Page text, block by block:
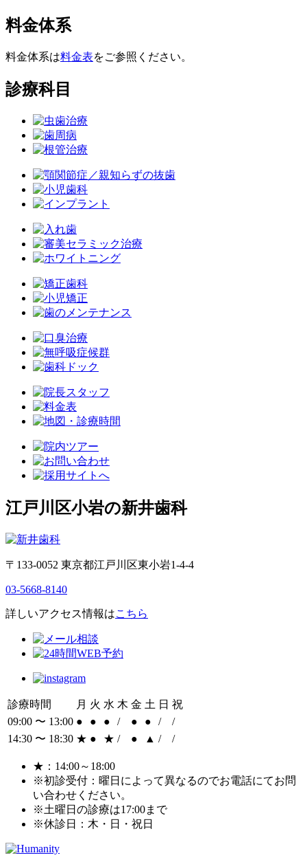
料金体系
料金体系は料金表をご参照ください。
診療科目
江戸川区小岩の新井歯科
〒133-0052 東京都江戸川区東小岩1-4-4
03-5668-8140
詳しいアクセス情報はこちら
診療時間 月 火 水 木 金 土 日 祝
09:00 〜 13:00 ● ● ● / ● ● /
/
14:30 〜 18:30 ★ ● ★ / ● ▲ / /
★：14:00～18:00
※初診受付：曜日によって異なるのでお電話にてお問
い合わせください。
※土曜日の診療は17:00まで
※休診日：木・日・祝日